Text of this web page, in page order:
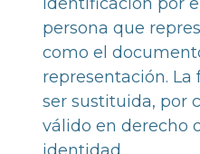
persona que
como el
representación. La
ser sustituida, por
válido en derecho